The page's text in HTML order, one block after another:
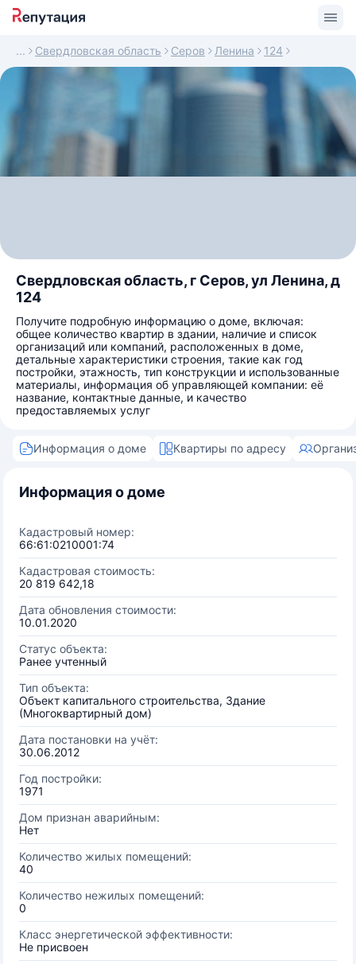
Свердловская область Серов Ленина 124
Свердловская область, г Серов, ул Ленина, д
124
Получите подробную информацию о доме, включая:
общее количество квартир в здании, наличие и список
организаций или компаний, расположенных в доме,
детальные характеристики строения, такие как год
постройки, этажность, тип конструкции и использованные
материалы, информация об управляющей компании: её
название, контактные данные, и качество
предоставляемых услуг
Информация о доме Квартиры по адресу
Информация о доме
Кадастровый номер:
66:61:0210001:74
Кадастровая стоимость:
20 819 642,18
Дата обновления стоимости:
10.01.2020
Статус объекта:
Ранее учтенный
Тип объекта:
Объект капитального строительства, Здание
(Многоквартирный дом)
Дата постановки на учёт:
30.06.2012
Год постройки:
1971
Дом признан аварийным:
Нет
Количество жилых помещений:
40
Количество нежилых помещений:
0
Класс энергетической эффективности:
Не присвоен